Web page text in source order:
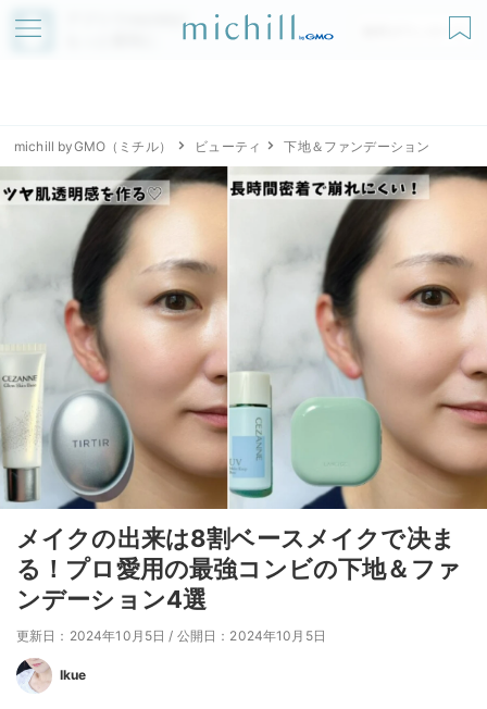
アプリでmichillが
無料ダウンロード
michill byGMO（ミチル） ビューティ 下地＆ファンデーション
メイクの出来は8割ベースメイクで决ま
る！プロ愛用の最強コンビの下地＆ファ
ンデーション4選
更新日：2024年10月5日 / 公開日：2024年10月5日
Ikue